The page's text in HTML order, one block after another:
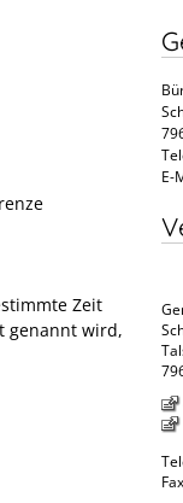
Zeit
genannt wird,
E-
Fax